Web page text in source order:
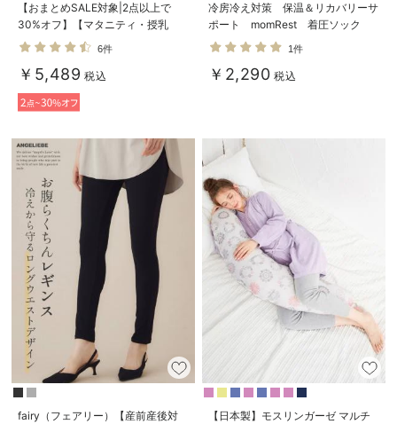
【おまとめSALE対象|2点以上で
30%オフ】【マタニティ・授乳
服】ワッフル×天竺2WAY半袖パジ
6件
￥5,489 税込
冷房冷え対策 保温＆リカバリーサ
ポート momRest 着圧ソック
ス ショート丈 昼夜兼用
efe×ANGELIEBEコラボ 光電子
日本製
1件
￥2,290 税込
fairy（フェアリー）【産前産後対
【日本製】モスリンガーゼ マルチ